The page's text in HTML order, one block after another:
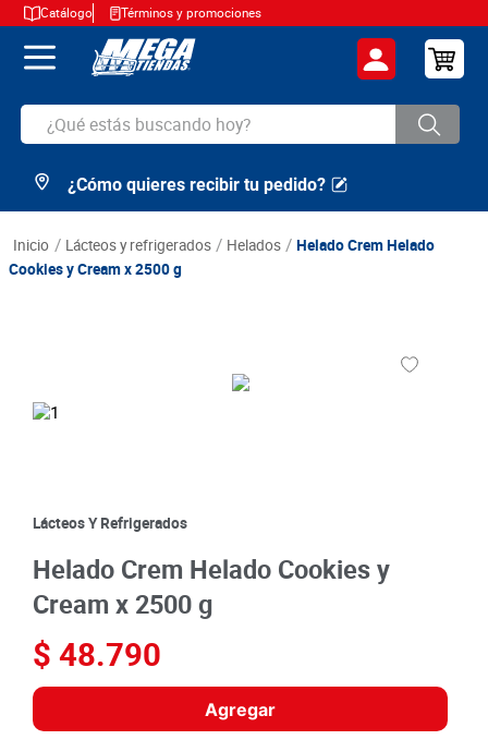
Catálogo Términos y promociones
¿Qué estás buscando hoy?
TÉRMINOS MÁS BUSCADOS
2.
arroz
9.
queso
10. papa
¿Cómo quieres recibir tu pedido?
lácteos y refrigerados helados
Helado Crem Helado
Cookies y Cream x 2500 g
Lácteos Y Refrigerados
Helado Crem Helado Cookies y
Cream x 2500 g
$ 48.790
Agregar